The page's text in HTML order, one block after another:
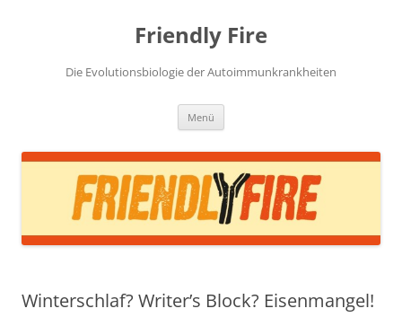
Friendly Fire
Die Evolutionsbiologie der Autoimmunkrankheiten
Menü
Winterschlaf? Writer’s Block? Eisenmangel!